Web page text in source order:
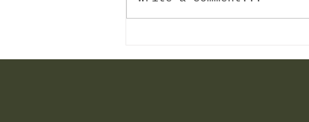
HOLDER SUGARCANE